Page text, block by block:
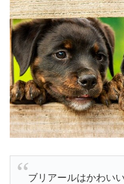
ブリアールはかわい